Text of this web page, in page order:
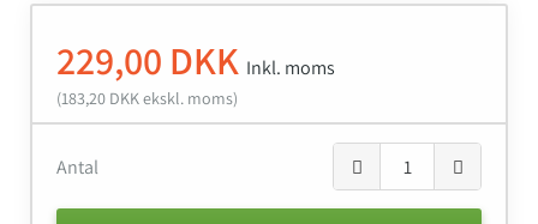
229,00 DKK Inkl. moms
(183,20 DKK ekskl. moms)
Antal